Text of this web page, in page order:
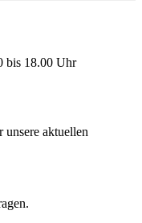
bis 18.00 Uhr
aktuellen